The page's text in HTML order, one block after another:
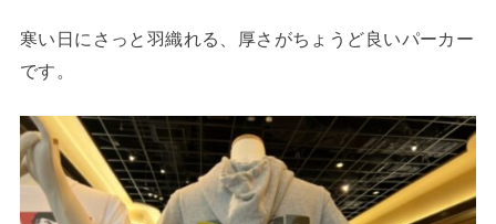
寒い日にさっと羽織れる、厚さがちょうど良いパーカー
です。